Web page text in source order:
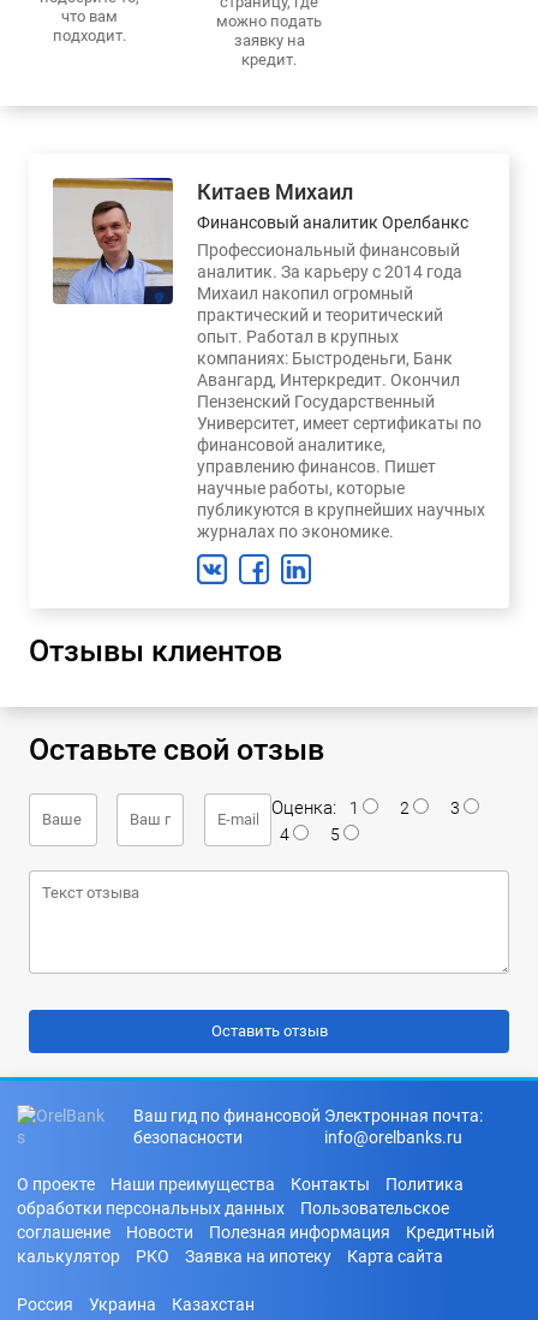
что вам
подходит.
можно подать
заявку на
кредит.
Китаев Михаил
Финансовый аналитик Орелбанкс
Профессиональный финансовый
аналитик. За карьеру с 2014 года
Михаил накопил огромный
практический и теоритический
опыт. Работал в крупных
компаниях: Быстроденьги, Банк
Авангард, Интеркредит. Окончил
Пензенский Государственный
Университет, имеет сертификаты по
финансовой аналитике,
управлению финансов. Пишет
научные работы, которые
публикуются в крупнейших научных
журналах по экономике.
Отзывы клиентов
Оставьте свой отзыв
Оценка: 1 2
3
4
5
Ваш гид по финансовой
безопасности
Электронная почта:
info@orelbanks.ru
О проекте Наши преимущества Контакты
Политика
обработки персональных данных
Пользовательское
соглашение
Новости Полезная информация
Кредитный
калькулятор
РКО Заявка на ипотеку Карта сайта
Россия Украина Казахстан